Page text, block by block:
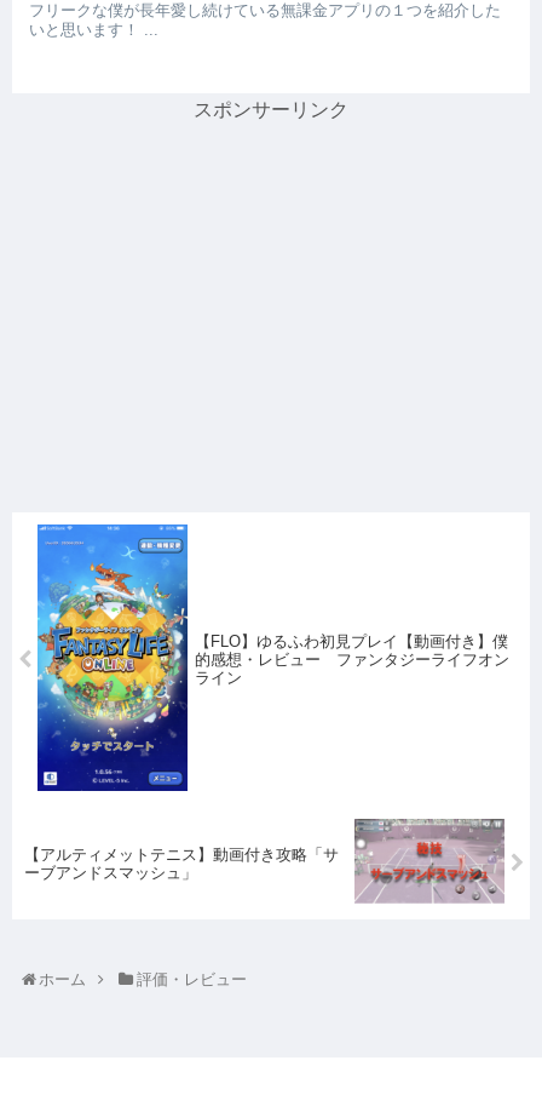
フリークな僕が長年愛し続けている無課金アプリの１つを紹介した
いと思います！ ...
スポンサーリンク
【FLO】ゆるふわ初見プレイ【動画付き】僕
的感想・レビュー ファンタジーライフオン
ライン
【アルティメットテニス】動画付き攻略「サ
ーブアンドスマッシュ」
ホーム 評価・レビュー